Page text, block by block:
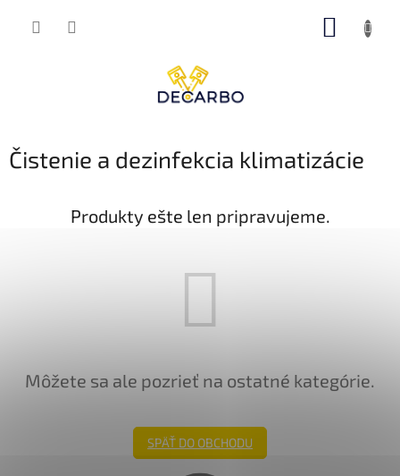
Čistenie a dezinfekcia klimatizácie
Produkty ešte len pripravujeme.
Môžete sa ale pozrieť na ostatné kategórie.
SPÄŤ DO OBCHODU